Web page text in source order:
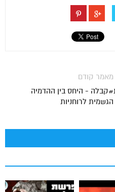
מאמר קודם
#קבלה - היחס בין ההדמיה
הגשמית לרוחניות